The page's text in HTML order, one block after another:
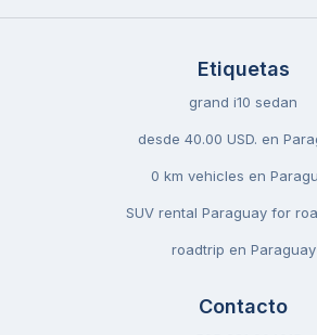
Etiquetas
grand i10 sedan
desde 40.00 USD. en
0 km vehicles en
SUV rental Paraguay for
roadtrip en Paraguay
Contacto